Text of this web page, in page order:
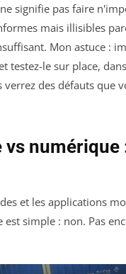
signifie pas faire
mais illisibles
Mon astuce :
testez-le sur place,
des défauts que
numérique
et les applications
simple : non. Pas